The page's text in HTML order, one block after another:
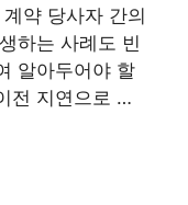
약 당사자 간의
하는 사례도 빈
알아두어야 할
전 지연으로 …